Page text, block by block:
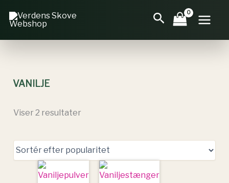
Søg
VANILJE
Viser 2 resultater